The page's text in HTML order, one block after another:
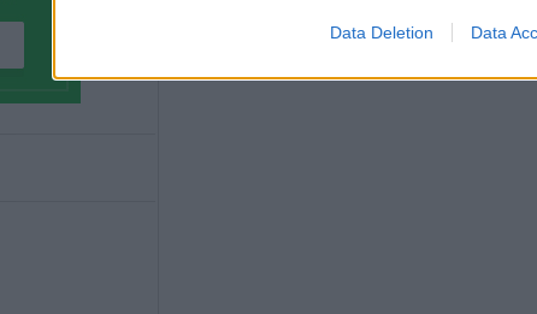
Data Deletion Data